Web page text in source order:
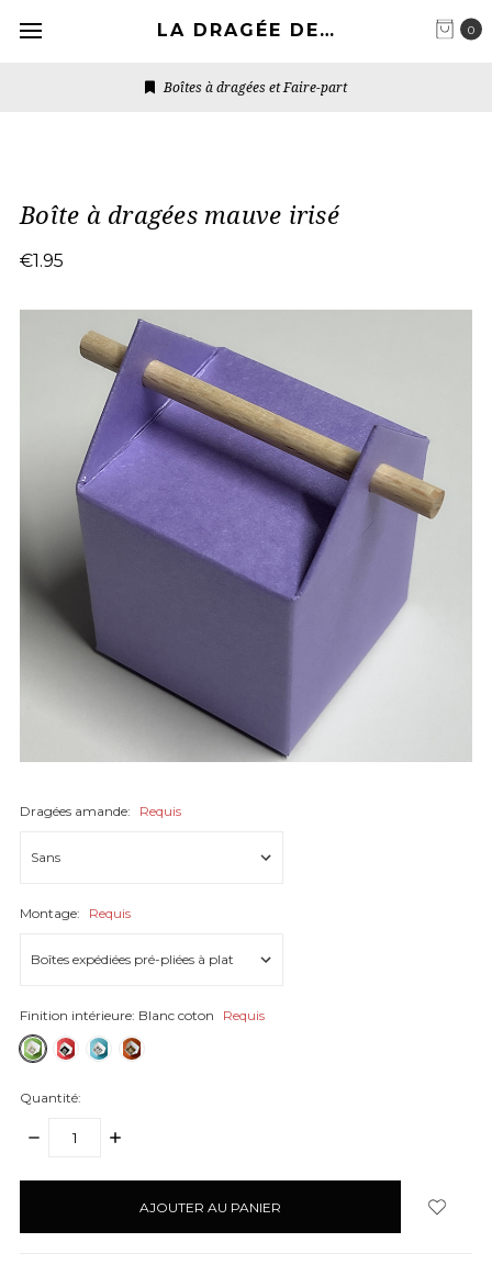
0
LA DRAGÉE DESIGN
Boîtes à dragées et Faire-part
Boîte à dragées mauve irisé
€1.95
Dragées amande: Requis
Montage: Requis
Finition intérieure: Blanc coton Requis
Quantité:
DIMINUER
AUGMENTER
items